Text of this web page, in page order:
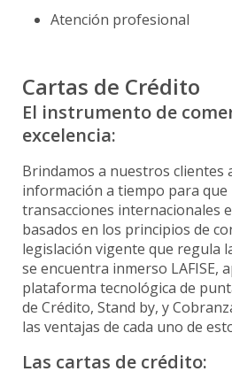
Atención profesional
Cartas de Crédito
El instrumento de
excelencia:
Brindamos a nuestros clientes
información a tiempo para
transacciones internacionales
basados en los principios de
legislación vigente que regula
se encuentra inmerso LAFISE,
plataforma tecnológica de
de Crédito, Stand by, y
las ventajas de cada uno de
Las cartas de crédito: